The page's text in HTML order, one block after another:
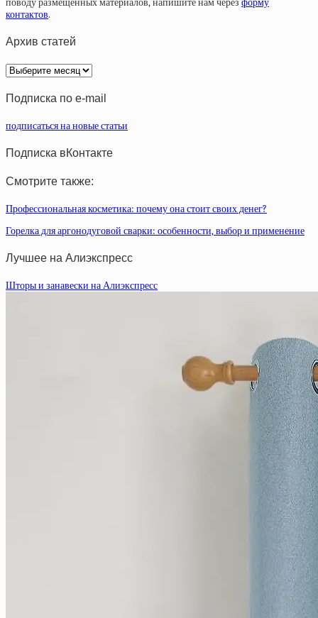
поводу размещенных материалов, напишите нам через форму
контактов.
Архив статей
Архив
статей
Подписка по e-mail
подписаться на новые статьи
Подписка вКонтакте
Смотрите также:
Профессиональная косметика: почему она стоит своих денег?
Горелка для аргонодуговой сварки: особенности, выбор и применение
Лучшее на Алиэкспресс
Шторы и занавески на Алиэкспресс